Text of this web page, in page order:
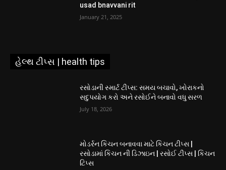
usad bnavvani rit
January 21, 2025
હેલ્થ ટીપ્સ | health tips
રસોડાની સ્માર્ટ ટીપ્સ: સમય બચાવો, ખોરાકનો
સદુપયોગ કરો અને રસોઈને બનાવો વધુ સરળ
July 18, 2026
મોડર્રન કિચન બનાવવા માટે કિચન ટીપ્સ |
રસોડામાં કિચન ની ડિઝાઇન | રસોઈ ટીપ્સ | કિચન
ટિપ્સ